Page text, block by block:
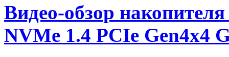
Видео-обзор
NVMe 1.4 PCIe Gen4х4